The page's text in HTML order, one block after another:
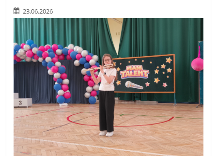
23.06.2026